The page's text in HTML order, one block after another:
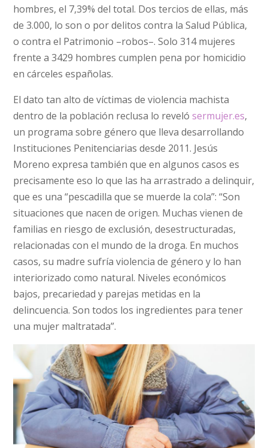
hombres, el 7,39% del total. Dos tercios de ellas, más
de 3.000, lo son o por delitos contra la Salud Pública,
o contra el Patrimonio –robos–. Solo 314 mujeres
frente a 3429 hombres cumplen pena por homicidio
en cárceles españolas.
El dato tan alto de víctimas de violencia machista
dentro de la población reclusa lo revelósermujer.es,
un programa sobre género que lleva desarrollando
Instituciones Penitenciarias desde 2011. Jesús
Moreno expresa también que en algunos casos es
precisamente eso lo que las ha arrastrado a delinquir,
que es una “pescadilla que se muerde la cola”: “Son
situaciones que nacen de origen. Muchas vienen de
familias en riesgo de exclusión, desestructuradas,
relacionadas con el mundo de la droga. En muchos
casos, su madre sufría violencia de género y lo han
interiorizado como natural. Niveles económicos
bajos, precariedad y parejas metidas en la
delincuencia. Son todos los ingredientes para tener
una mujer maltratada”.